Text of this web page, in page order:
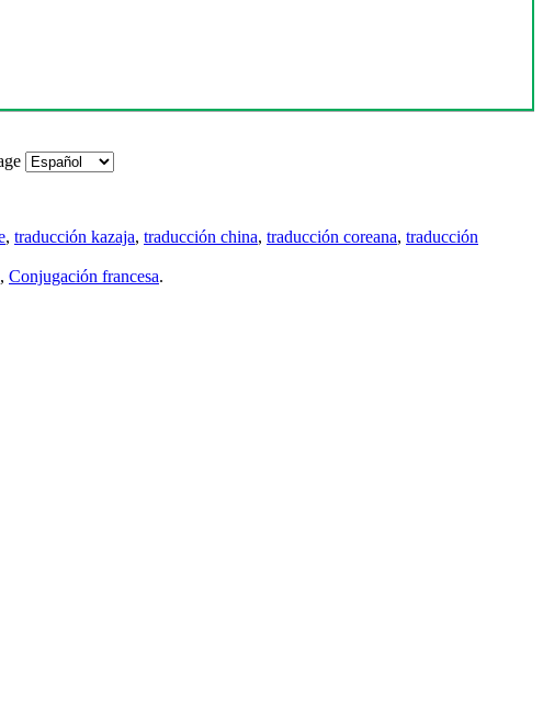
, traducción kazaja, traducción china, traducción coreana, traducción
, Conjugación francesa.